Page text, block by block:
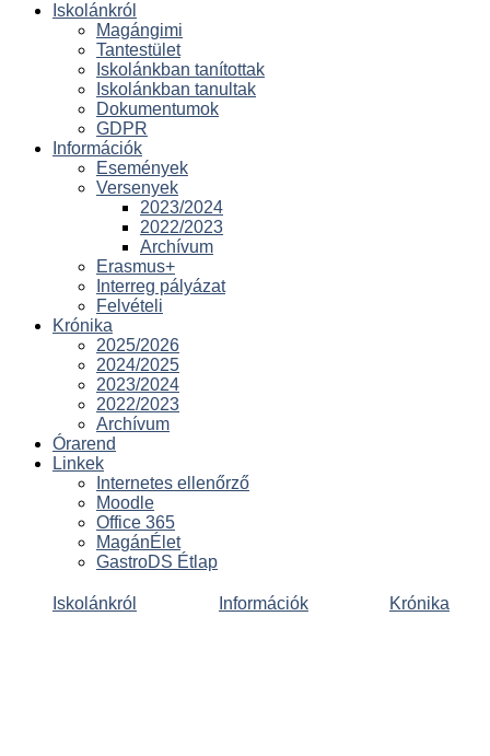
Iskolánkról
Magángimi
Tantestület
Iskolánkban tanítottak
Iskolánkban tanultak
Dokumentumok
GDPR
Információk
Események
Versenyek
2023/2024
2022/2023
Archívum
Erasmus+
Interreg pályázat
Felvételi
Krónika
2025/2026
2024/2025
2023/2024
2022/2023
Archívum
Órarend
Linkek
Internetes ellenőrző
Moodle
Office 365
MagánÉlet
GastroDS Étlap
Iskolánkról Információk Krónika